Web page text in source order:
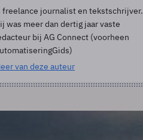
freelance journalist en tekstschrijver.
was meer dan dertig jaar vaste
bij AG Connect (voorheen
van deze auteur